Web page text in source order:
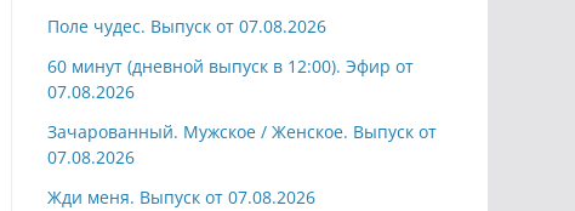
Поле чудес. Выпуск от 07.08.2026
60 минут (дневной выпуск в 12:00). Эфир от
07.08.2026
Зачарованный. Мужское / Женское. Выпуск от
07.08.2026
Жди меня. Выпуск от 07.08.2026